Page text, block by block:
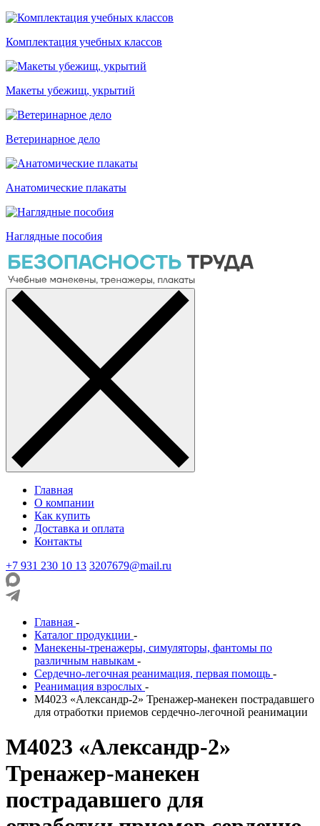
Комплектация учебных классов
Макеты убежищ, укрытий
Ветеринарное дело
Анатомические плакаты
Наглядные пособия
Главная
О компании
Как купить
Доставка и оплата
Контакты
+7 931 230 10 13 3207679@mail.ru
Главная -
Каталог продукции -
Манекены-тренажеры, симуляторы, фантомы по
различным навыкам -
Сердечно-легочная реанимация, первая помощь -
Реанимация взрослых -
М4023 «Александр-2» Тренажер-манекен пострадавшего
для отработки приемов сердечно-легочной реанимации
М4023 «Александр-2»
Тренажер-манекен
пострадавшего для